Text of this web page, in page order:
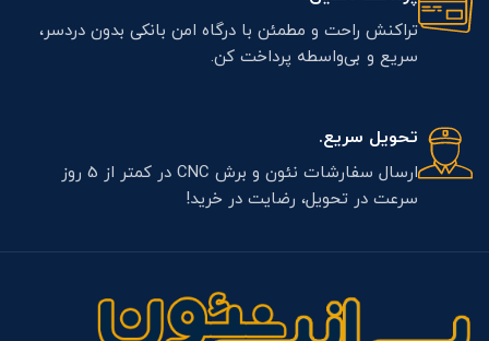
تراکنش راحت و مطمئن با درگاه امن بانکی بدون دردسر،
سریع و بی‌واسطه پرداخت کن.
تحویل سریع.
ارسال سفارشات نئون و برش CNC در کمتر از 5 روز
سرعت در تحویل، رضایت در خرید!